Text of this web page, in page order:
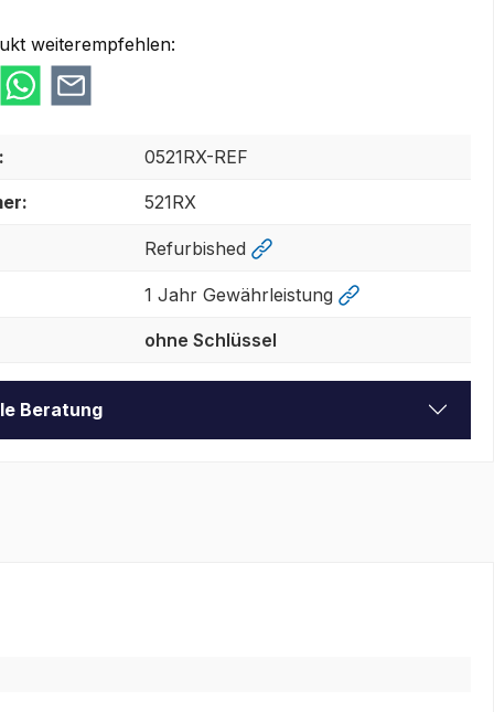
weiterempfehlen:
0521RX-REF
521RX
Refurbished
1 Jahr Gewährleistung
ohne Schlüssel
Beratung